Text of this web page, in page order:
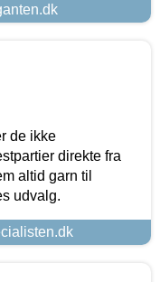
de ikke
direkte fra
altid garn til
udvalg.